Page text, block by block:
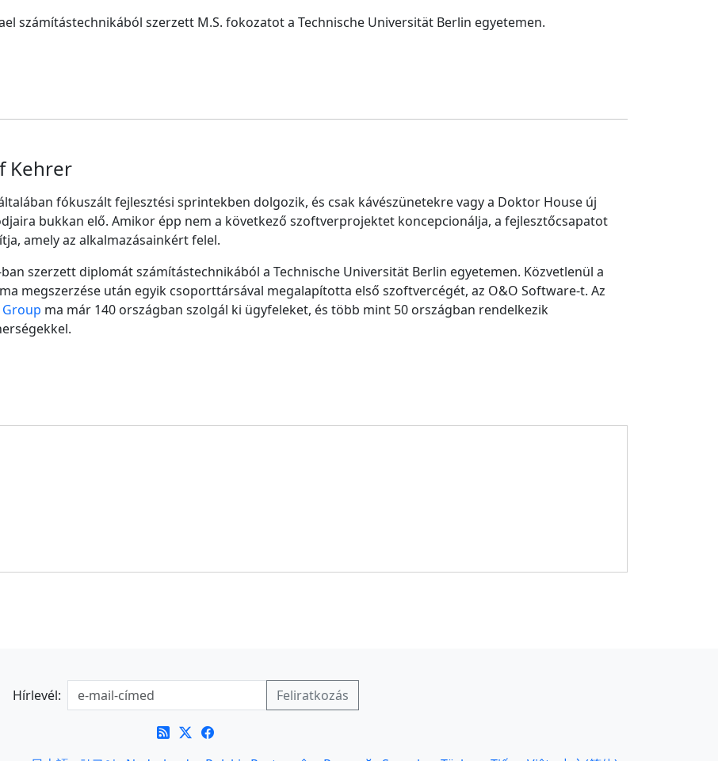
számítástechnikából szerzett M.S. fokozatot a Technische Universität Berlin egyetemen.
Kehrer
fókuszált fejlesztési sprintekben dolgozik, és csak kávészünetekre vagy a Doktor House új
bukkan elő. Amikor épp nem a következő szoftverprojektet koncepcionálja, a fejlesztőcsapatot
amely az alkalmazásainkért felel.
ban szerzett diplomát számítástechnikából a Technische Universität Berlin egyetemen. Közvetlenül a
megszerzése után egyik csoporttársával megalapította első szoftvercégét, az O&O Software-t. Az
ma már 140 országban szolgál ki ügyfeleket, és több mint 50 országban rendelkezik
Hírlevél: